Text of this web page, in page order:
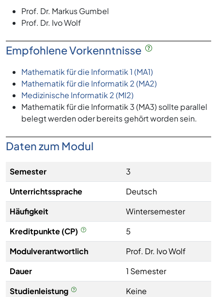
Prof. Dr. Markus Gumbel
Prof. Dr. Ivo Wolf
Empfohlene Vorkenntnisse
Mathematik für die Informatik 1 (MA1)
Mathematik für die Informatik 2 (MA2)
Medizinische Informatik 2 (MI2)
Mathematik für die Informatik 3 (MA3) sollte parallel
belegt werden oder bereits gehört worden sein.
Daten zum Modul
Semester
3
Unterrichtssprache
Deutsch
Häufigkeit
Wintersemester
Kreditpunkte (CP)
5
Modulverantwortlich
Prof. Dr. Ivo Wolf
Dauer
1 Semester
Studienleistung
Keine